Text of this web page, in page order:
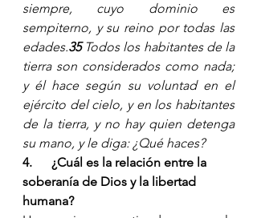
siempre, cuyo dominio es
sempiterno, y su reino por todas las
edades.35 Todos los habitantes de la
tierra son considerados como nada;
y él hace según su voluntad en el
ejército del cielo, y en los habitantes
de la tierra, y no hay quien detenga
su mano, y le diga: ¿Qué haces?
4. ¿Cuál es la relación entre la
soberanía de Dios y la libertad
humana?